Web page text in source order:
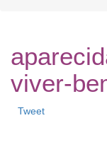
viver-
Tweet